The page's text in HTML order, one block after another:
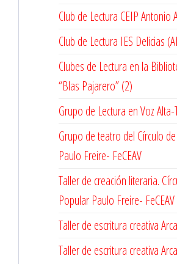
Club de Lectura CEIP
Club de Lectura IES Delicias
Clubes de Lectura en la
“Blas Pajarero” (2)
Grupo de Lectura en Voz
Grupo de teatro del Círculo
Paulo Freire- FeCEAV
Taller de creación literaria.
Popular Paulo Freire- FeCEAV
Taller de escritura creativa
Taller de escritura creativa